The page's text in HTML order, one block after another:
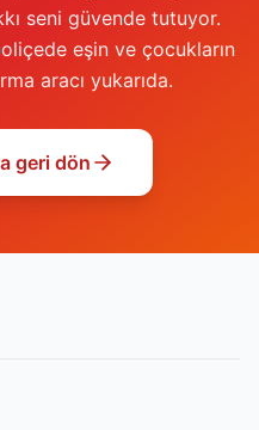
seni güvende tutuyor.
eşin ve çocukların
aracı yukarıda.
geri dön